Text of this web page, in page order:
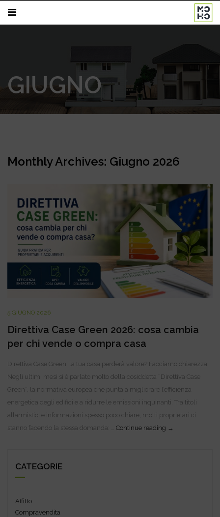
GIUGNO
Monthly Archives: Giugno 2026
5 GIUGNO 2026
Direttiva Case Green 2026: cosa cambia
per chi vende o compra casa
Direttiva Case Green: la tua casa perderà valore? Facciamo chiarezza
Negli ultimi mesi si è parlato molto della cosiddetta “Direttiva Case
Green”, la normativa europea che punta a migliorare l’efficienza
energetica degli edifici e a ridurre le emissioni inquinanti. Tra titoli
allarmistici e informazioni spesso poco chiare, molti proprietari ci
stanno facendo la stessa domanda: … Continue reading Direttiva Case
→
CATEGORIE
Affitto
Compravendita